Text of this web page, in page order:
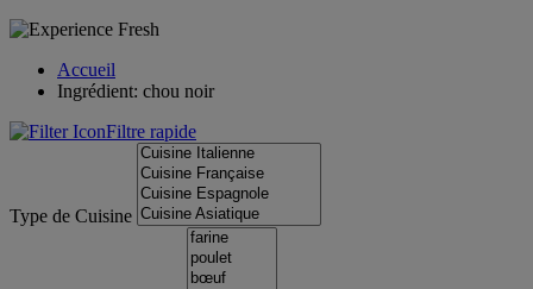
Accueil
Ingrédient: chou noir
Filtre rapide
Type de Cuisine